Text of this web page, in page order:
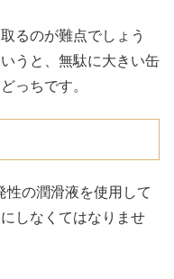
るのが難点でしょう
うと、無駄に大きい缶
っちです。
性の潤滑液を使用して
しなくてはなりませ